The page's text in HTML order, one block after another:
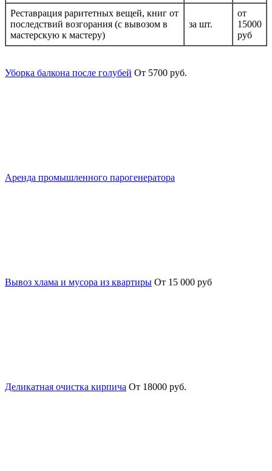
Реставрация раритетных вещей, книг от
последствий возгорания (с вывозом в
мастерскую к мастеру)
за шт.
от
15000
руб
Уборка балкона после голубей От 5700 руб.
Аренда промышленного парогенератора
Вывоз хлама и мусора из квартиры От 15 000 руб
Деликатная очистка кирпича От 18000 руб.